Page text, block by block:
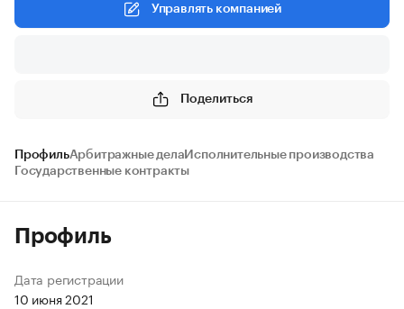
Управлять компанией
Поделиться
ПрофильАрбитражные дела Исполнительные производства
Государственные контракты
Профиль
Дата регистрации
10 июня 2021